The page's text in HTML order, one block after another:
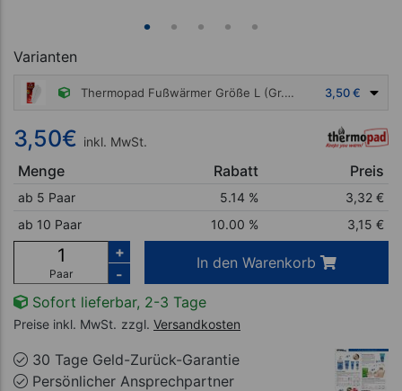
Varianten
Thermopad Fußwärmer Größe L (Gr. 40-42), Paar 3,50 €
3,50€ inkl. MwSt.
Menge Rabatt Preis
ab 5 Paar 5.14 % 3,32€
ab 10 Paar
10.00 % 3,15€
Paar
+
-
In den Warenkorb
Sofort lieferbar, 2-3 Tage
Preise inkl. MwSt. zzgl. Versandkosten
30 Tage Geld-Zurück-Garantie
Persönlicher Ansprechpartner